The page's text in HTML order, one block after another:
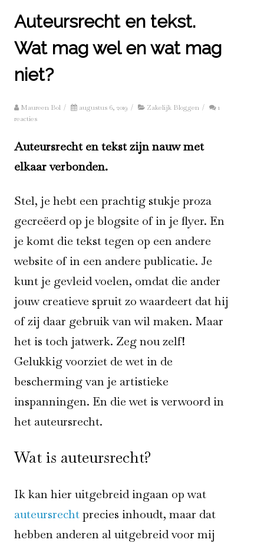
Auteursrecht en tekst.
Wat mag wel en wat mag
niet?
Maureen Bol / augustus 6, 2019 / Zakelijk Bloggen /
1
reacties
Auteursrecht en tekst zijn nauw met
elkaar verbonden.
Stel, je hebt een prachtig stukje proza
gecreëerd op je blogsite of in je flyer. En
je komt die tekst tegen op een andere
website of in een andere publicatie. Je
kunt je gevleid voelen, omdat die ander
jouw creatieve spruit zo waardeert dat hij
of zij daar gebruik van wil maken. Maar
het is toch jatwerk. Zeg nou zelf!
Gelukkig voorziet de wet in de
bescherming van je artistieke
inspanningen. En die wet is verwoord in
het auteursrecht.
Wat is auteursrecht?
Ik kan hier uitgebreid ingaan op wat
auteursrechtprecies inhoudt, maar dat
hebben anderen al uitgebreid voor mij